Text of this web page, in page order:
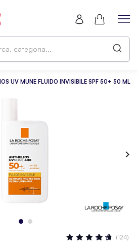
UV MUNE FLUIDO INVISIBILE SPF 50+ 50 ML
Valutazione: (124)